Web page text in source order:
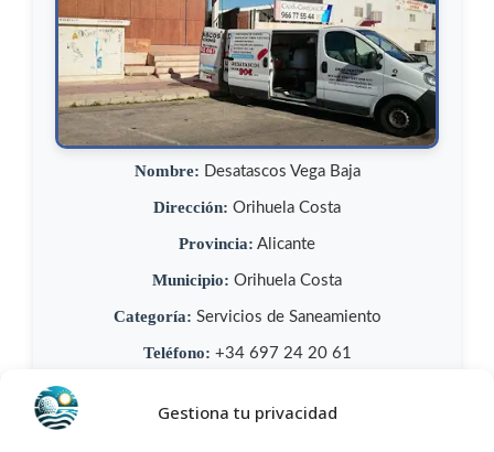
Gestiona tu privacidad
Nombre: Desatascos Vega Baja
Dirección: Orihuela Costa
Provincia: Alicante
Municipio: Orihuela Costa
Categoría: Servicios de Saneamiento
Teléfono: +34 697 24 20 61
Opiniones:
Los clientes le han dado una puntuación